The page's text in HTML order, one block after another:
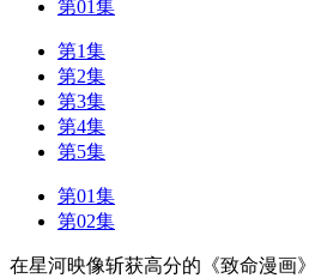
第01集
第1集
第2集
第3集
第4集
第5集
第01集
第02集
在星河映像斩获高分的《致命漫画